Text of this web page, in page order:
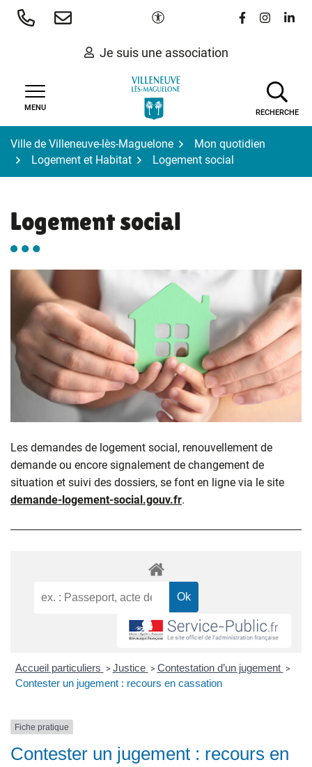
Aller
Paramètres d'accessibilité
Lien vers le
Lien vers
Lien
Je suis une association
MENU
RECHERCHE
Ville de Villeneuve-lès-Maguelone
Mon quotidien
Logement et Habitat
Logement social
Logement social
Les demandes de logement social, renouvellement de
demande ou encore signalement de changement de
situation et suivi des dossiers, se font en ligne via le site
demande-logement-social.gouv.fr.
Accueil particuliers > Justice > Contestation d’un jugement >
Contester un jugement : recours en cassation
Fiche pratique
Contester un jugement : recours en